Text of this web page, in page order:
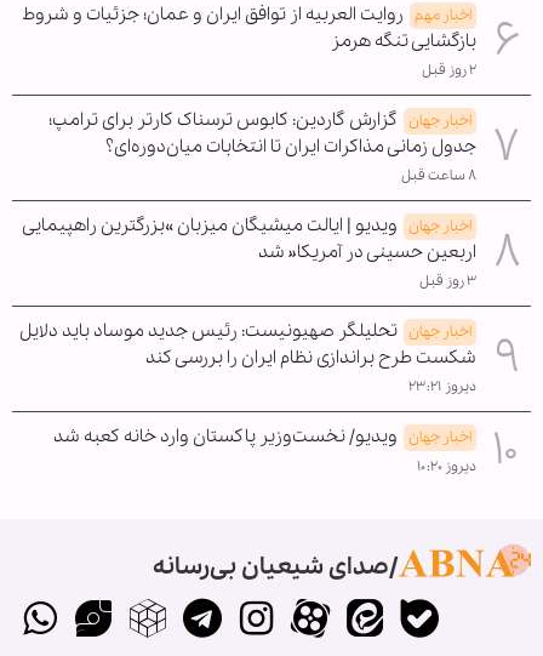
اخبار مهم روایت العربیه از توافق ایران و عمان؛ جزئیات و شروط
بازگشایی تنگه هرمز
۲ روز قبل
اخبار جهان گزارش گاردین: کابوس ترسناک کارتر برای ترامپ؛
جدول زمانی مذاکرات ایران تا انتخابات میان‌دوره‌ای؟
۸ ساعت قبل
اخبار جهان ویدیو | ایالت میشیگان میزبان »بزرگترین راهپیمایی
اربعین حسینی در آمریکا« شد
۳ روز قبل
اخبار جهان تحلیلگر صهیونیست: رئیس جدید موساد باید دلایل
شکست طرح براندازی نظام ایران را بررسی کند
دیروز ۲۳:۲۱
اخبار جهان ویدیو/ نخست‌وزیر پاکستان وارد خانه کعبه شد
دیروز ۱۰:۲۰
صدای شیعیان بی‌رسانه